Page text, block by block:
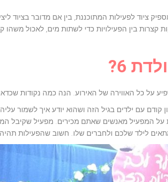
ציוד לפעילות המתוכננת, בין אם מדובר בציוד
הפסקות קצרות בין הפעילויות כדי לשתות מים,
6?
קודם עם ילדים בגיל הזה ושהוא יודע איך לשמור
על המפעיל מאנשים שאתם מכירים. מפעיל שקיבל
לילד שלכם ולחברים שלו. חשוב שהפעילות תהיה